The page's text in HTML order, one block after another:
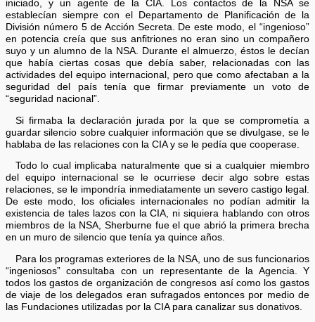
iniciado, y un agente de la CIA. Los contactos de la NSA se
establecían siempre con el Departamento de Planificación de la
División número 5 de Acción Secreta. De este modo, el “ingenioso”
en potencia creía que sus anfitriones no eran sino un compañero
suyo y un alumno de la NSA. Durante el almuerzo, éstos le decían
que había ciertas cosas que debía saber, relacionadas con las
actividades del equipo internacional, pero que como afectaban a la
seguridad del país tenía que firmar previamente un voto de
“seguridad nacional”.
Si firmaba la declaración jurada por la que se comprometía a
guardar silencio sobre cualquier información que se divulgase, se le
hablaba de las relaciones con la CIA y se le pedía que cooperase.
Todo lo cual implicaba naturalmente que si a cualquier miembro
del equipo internacional se le ocurriese decir algo sobre estas
relaciones, se le impondría inmediatamente un severo castigo legal.
De este modo, los oficiales internacionales no podían admitir la
existencia de tales lazos con la CIA, ni siquiera hablando con otros
miembros de la NSA, Sherburne fue el que abrió la primera brecha
en un muro de silencio que tenía ya quince años.
Para los programas exteriores de la NSA, uno de sus funcionarios
“ingeniosos” consultaba con un representante de la Agencia. Y
todos los gastos de organización de congresos así como los gastos
de viaje de los delegados eran sufragados entonces por medio de
las Fundaciones utilizadas por la CIA para canalizar sus donativos.